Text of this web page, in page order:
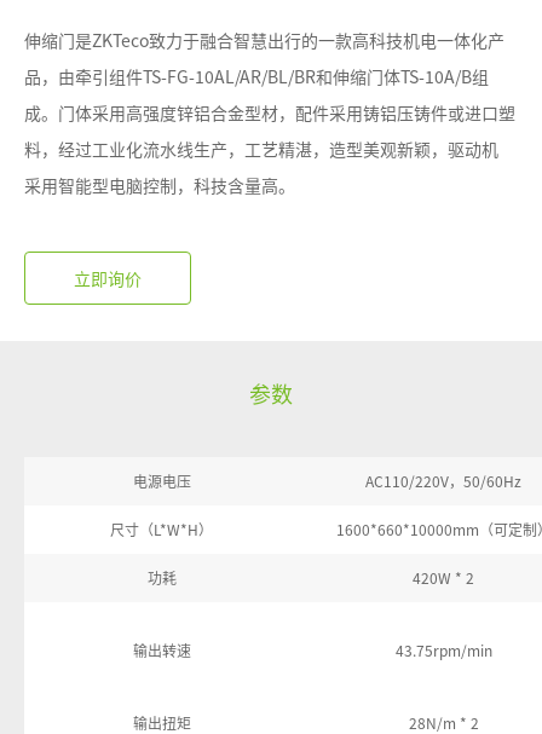
伸缩门是ZKTeco致力于融合智慧出行的一款高科技机电一体化产
品，由牵引组件TS-FG-10AL/AR/BL/BR和伸缩门体TS-10A/B组
成。门体采用高强度锌铝合金型材，配件采用铸铝压铸件或进口塑
料，经过工业化流水线生产，工艺精湛，造型美观新颖，驱动机
采用智能型电脑控制，科技含量高。
参数
电源电压 AC110/220V，50/60Hz
尺寸（L*W*H） 1600*660*10000mm（可定制
功耗 420W * 2
输出转速 43.75rpm/min
输出扭矩 28N/m * 2